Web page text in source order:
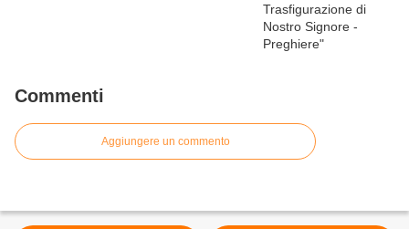
Commenti
Aggiungere un commento